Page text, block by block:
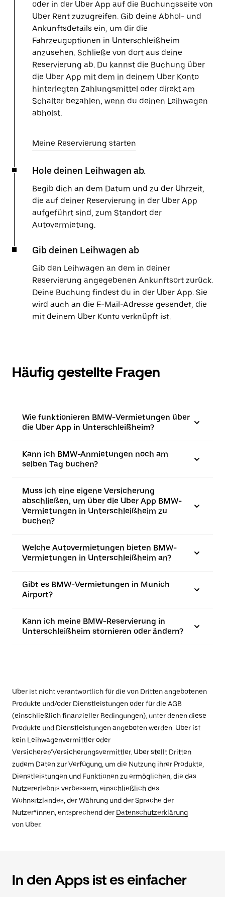
oder in der Uber App auf die Buchungsseite von
Uber Rent zuzugreifen. Gib deine Abhol- und
Ankunftsdetails ein, um dir die
Fahrzeugoptionen in Unterschleißheim
anzusehen. Schließe von dort aus deine
Reservierung ab. Du kannst die Buchung über
die Uber App mit dem in deinem Uber Konto
hinterlegten Zahlungsmittel oder direkt am
Schalter bezahlen, wenn du deinen Leihwagen
abholst.
Meine Reservierung starten
Hole deinen Leihwagen ab.
Begib dich an dem Datum und zu der Uhrzeit,
die auf deiner Reservierung in der Uber App
aufgeführt sind, zum Standort der
Autovermietung.
Gib deinen Leihwagen ab
Gib den Leihwagen an dem in deiner
Reservierung angegebenen Ankunftsort zurück.
Deine Buchung findest du in der Uber App. Sie
wird auch an die E-Mail-Adresse gesendet, die
mit deinem Uber Konto verknüpft ist.
Häufig gestellte Fragen
Wie funktionieren BMW-Vermietungen über
die Uber App in Unterschleißheim?
Kann ich BMW-Anmietungen noch am
selben Tag buchen?
Muss ich eine eigene Versicherung
abschließen, um über die Uber App BMW-
Vermietungen in Unterschleißheim zu
buchen?
Welche Autovermietungen bieten BMW-
Vermietungen in Unterschleißheim an?
Gibt es BMW-Vermietungen in Munich
Airport?
Kann ich meine BMW-Reservierung in
Unterschleißheim stornieren oder ändern?
Uber ist nicht verantwortlich für die von Dritten angebotenen
Produkte und/oder Dienstleistungen oder für die AGB
(einschließlich finanzieller Bedingungen), unter denen diese
Produkte und Dienstleistungen angeboten werden. Uber ist
kein Leihwagenvermittler oder
Versicherer/Versicherungsvermittler. Uber stellt Dritten
zudem Daten zur Verfügung, um die Nutzung ihrer Produkte,
Dienstleistungen und Funktionen zu ermöglichen, die das
Nutzererlebnis verbessern, einschließlich des
Wohnsitzlandes, der Währung und der Sprache der
Nutzer*innen, entsprechend der Datenschutzerklärung
von Uber.
In den Apps ist es einfacher